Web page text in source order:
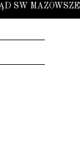
SW MAZOWSZE